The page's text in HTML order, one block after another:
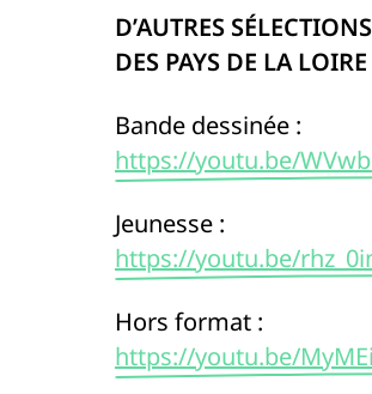
D’AUTRES SÉLECTIONS
DES PAYS DE LA LOIRE
Bande dessinée :
https://youtu.be/
Jeunesse :
https://youtu.be/
Hors format :
https://youtu.be/